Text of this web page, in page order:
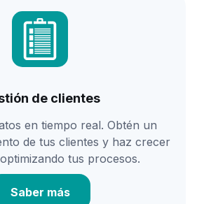
de clientes
en tiempo real. Obtén un
de tus clientes y haz crecer
tus procesos.
Saber más